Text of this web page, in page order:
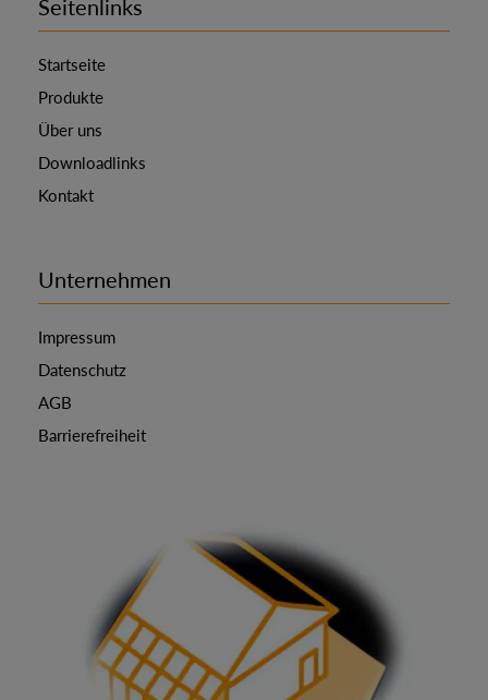
Seitenlinks
Startseite
Produkte
Über uns
Downloadlinks
Kontakt
Unternehmen
Impressum
Datenschutz
AGB
Barrierefreiheit